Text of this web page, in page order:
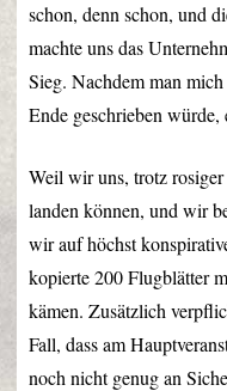
schon, denn schon, und
machte uns das
Sieg. Nachdem man
Ende geschrieben würde,
Weil wir uns, trotz
landen können, und wir
wir auf höchst
kopierte 200 Flugblätter
kämen. Zusätzlich
Fall, dass am
noch nicht genug an